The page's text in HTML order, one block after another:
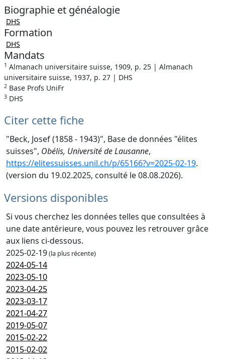
Biographie et généalogie
DHS
Formation
DHS
Mandats
1 Almanach universitaire suisse, 1909, p. 25 | Almanach
universitaire suisse, 1937, p. 27 | DHS
2 Base Profs UniFr
3 DHS
Citer cette fiche
"Beck, Josef (1858 - 1943)", Base de données "élites
suisses", Obélis, Université de Lausanne,
https://elitessuisses.unil.ch/p/65166?v=2025-02-19.
(version du 19.02.2025, consulté le 08.08.2026).
Versions disponibles
Si vous cherchez les données telles que consultées à
une date antérieure, vous pouvez les retrouver grâce
aux liens ci-dessous.
2025-02-19(la plus récente)
2024-05-14
2023-05-10
2023-04-25
2023-03-17
2021-04-27
2019-05-07
2015-02-22
2015-02-02